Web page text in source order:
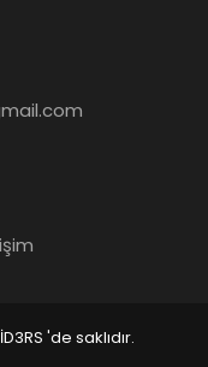
'de saklıdır.